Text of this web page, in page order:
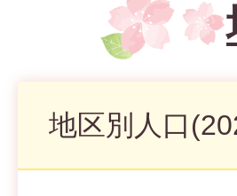
地区別人口